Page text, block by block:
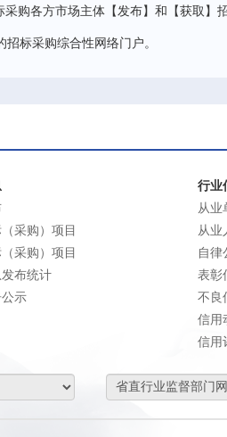
采购各方市场主体【发布】和【获取
标采购综合性网络门户。
采购）项目
采购）项目
布统计
示
行业
从业
从业
自律
表彰
不良
信用
信用